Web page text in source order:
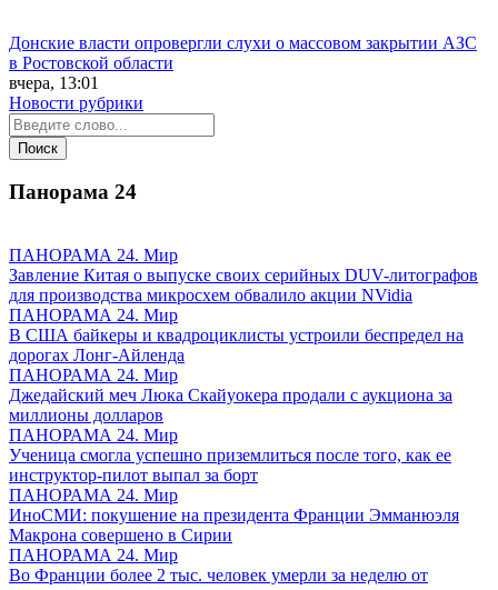
Донские власти опровергли слухи о массовом закрытии АЗС
в Ростовской области
вчера, 13:01
Новости рубрики
Панорама 24
ПАНОРАМА 24. Мир
Завление Китая о выпуске своих серийных DUV-литографов
для производства микросхем обвалило акции NVidia
ПАНОРАМА 24. Мир
В США байкеры и квадроциклисты устроили беспредел на
дорогах Лонг-Айленда
ПАНОРАМА 24. Мир
Джедайский меч Люка Скайуокера продали с аукциона за
миллионы долларов
ПАНОРАМА 24. Мир
Ученица смогла успешно приземлиться после того, как ее
инструктор-пилот выпал за борт
ПАНОРАМА 24. Мир
ИноСМИ: покушение на президента Франции Эмманюэля
Макрона совершено в Сирии
ПАНОРАМА 24. Мир
Во Франции более 2 тыс. человек умерли за неделю от